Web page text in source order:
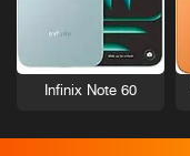
Infinix Note 60